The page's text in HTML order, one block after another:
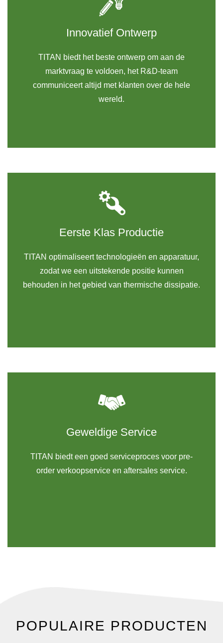
Innovatief Ontwerp
TITAN biedt het beste ontwerp om aan de
marktvraag te voldoen, het R&D-team
communiceert altijd met klanten over de hele
wereld.
Eerste Klas Productie
TITAN optimaliseert technologieën en apparatuur,
zodat we een uitstekende positie kunnen
behouden in het gebied van thermische dissipatie.
Geweldige Service
TITAN biedt een goed serviceproces voor pre-
order verkoopservice en aftersales service.
POPULAIRE PRODUCTEN